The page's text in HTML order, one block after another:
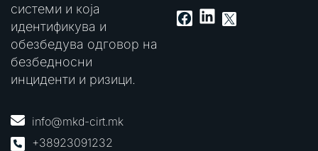
системи и која
идентификува и
обезбедува одговор на
безбедносни
инциденти и ризици.
info@mkd-cirt.mk
+38923091232
Facebook
LinkedIn
X